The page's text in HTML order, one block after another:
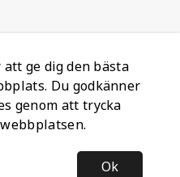
ge dig den bästa
Du godkänner
genom att trycka
Ok